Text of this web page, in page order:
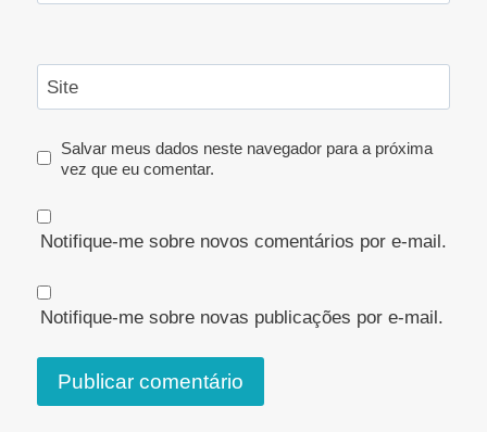
Site
Salvar meus dados neste navegador para a próxima
vez que eu comentar.
Notifique-me sobre novos comentários por e-mail.
Notifique-me sobre novas publicações por e-mail.